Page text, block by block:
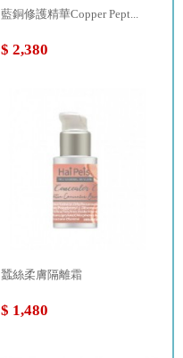
藍銅修護精華Copper Pept...
$ 2,380
蠶絲柔膚隔離霜
$ 1,480